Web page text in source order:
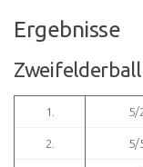
Ergebnisse
Zweifelderball
1. 5/
2. 5/